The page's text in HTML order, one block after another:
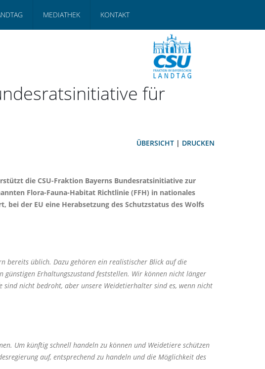
MEDIATHEK KONTAKT
für
ÜBERSICHT | DRUCKEN
die CSU-Fraktion Bayerns Bundesratsinitiative zur
Flora-Fauna-Habitat Richtlinie (FFH) in nationales
der EU eine Herabsetzung des Schutzstatus des Wolfs
üblich. Dazu gehören ein realistischer Blick auf die
günstigen Erhaltungszustand feststellen. Wir können nicht länger
nicht bedroht, aber unsere Weidetierhalter sind es, wenn nicht
Um künftig schnell handeln zu können und Weidetiere schützen
auf, entsprechend zu handeln und die Möglichkeit des